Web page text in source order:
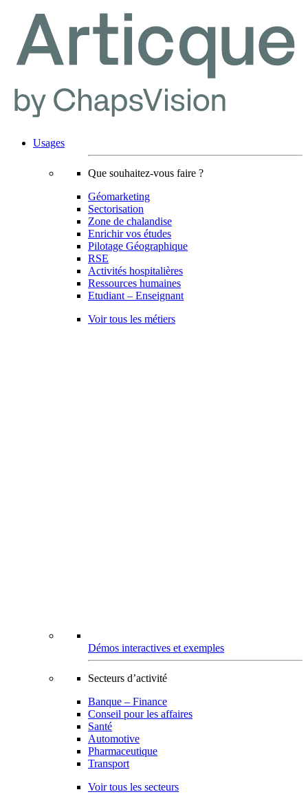
Usages
Que souhaitez-vous faire ?
Géomarketing
Sectorisation
Zone de chalandise
Enrichir vos études
Pilotage Géographique
RSE
Activités hospitalières
Ressources humaines
Etudiant – Enseignant
Voir tous les métiers
Démos interactives et exemples
Secteurs d’activité
Banque – Finance
Conseil pour les affaires
Santé
Automotive
Pharmaceutique
Transport
Voir tous les secteurs